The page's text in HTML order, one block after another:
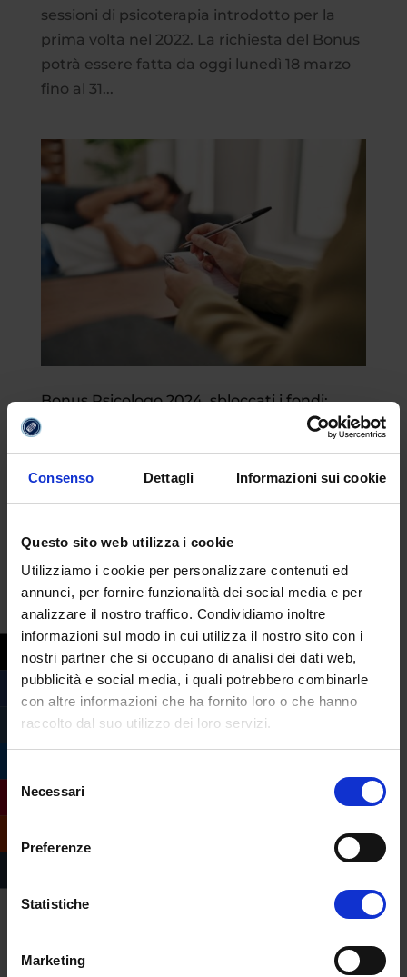
Consenso Dettagli Informazioni sui cookie
Questo sito web utilizza i cookie
Utilizziamo i cookie per personalizzare contenuti ed
annunci, per fornire funzionalità dei social media e per
analizzare il nostro traffico. Condividiamo inoltre
informazioni sul modo in cui utilizza il nostro sito con i
nostri partner che si occupano di analisi dei dati web,
pubblicità e social media, i quali potrebbero combinarle
con altre informazioni che ha fornito loro o che hanno
raccolto dal suo utilizzo dei loro servizi.
delNecessari
Preferenze
Statistiche
Marketing
sessioni di psicoterapia introdotto per la
prima volta nel 2022. La richiesta del Bonus
potrà essere fatta da oggi lunedì 18 marzo
fino al 31...
Bonus Psicologo 2024, sbloccati i fondi:
da
|
Attualità
Dopo una lunga attesa, finalmente potrà
spendere per sessioni di psicoterapia
introdotto per la prima a seguito della
pandemia nel 2022. Dopo il sì delle Regioni,
firmato qualche...
Carta Dedicata a te, oggi parte la